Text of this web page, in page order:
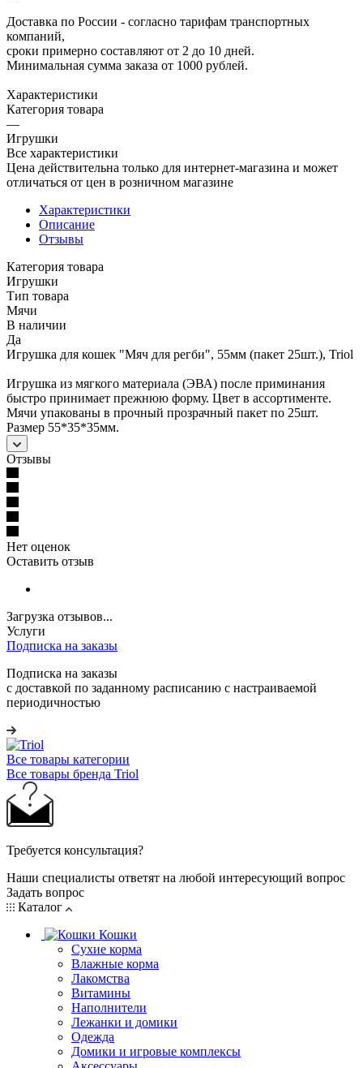
Доставка по России - согласно тарифам транспортных
компаний,
сроки примерно составляют от 2 до 10 дней.
Минимальная сумма заказа от 1000 рублей.
Характеристики
Категория товара
—
Игрушки
Все характеристики
Цена действительна только для интернет-магазина и может
отличаться от цен в розничном магазине
Характеристики
Описание
Отзывы
Категория товара
Игрушки
Тип товара
Мячи
В наличии
Да
Игрушка для кошек "Мяч для регби", 55мм (пакет 25шт.), Triol
Игрушка из мягкого материала (ЭВА) после приминания
быстро принимает прежнюю форму. Цвет в ассортименте.
Мячи упакованы в прочный прозрачный пакет по 25шт.
Размер 55*35*35мм.
Отзывы
Нет оценок
Оставить отзыв
Загрузка отзывов...
Услуги
Подписка на заказы
Подписка на заказы
с доставкой по заданному расписанию с настраиваемой
периодичностью
Все товары категории
Все товары бренда Triol
Требуется консультация?
Наши специалисты ответят на любой интересующий вопрос
Задать вопрос
Каталог
Кошки
Сухие корма
Влажные корма
Лакомства
Витамины
Наполнители
Лежанки и домики
Одежда
Домики и игровые комплексы